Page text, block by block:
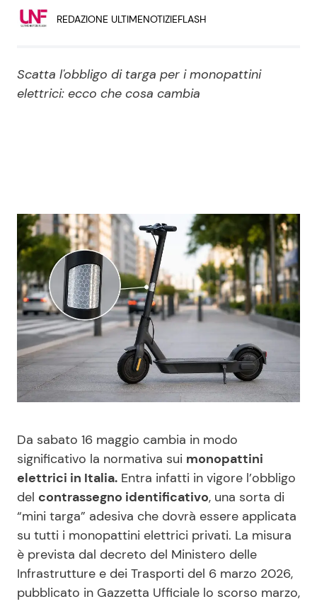
Persone Scomparse
Soap Opera
News Musica
News Spettacolo
Benessere
Casa
Moda e Style
News benessere
Salute
Viaggi e Turismo
Festività
Cucina e Ricette
Consigli di Cucina
Dolci
Primi Piatti
Ricette Facili e Veloci
Ricette Feste
Ricette per Bambini
REDAZIONE ULTIMENOTIZIEFLASH
Scatta l'obbligo di targa per i monopattini
elettrici: ecco che cosa cambia
Da sabato 16 maggio cambia in modo
significativo la normativa sui monopattini
elettrici in Italia. Entra infatti in vigore l’obbligo
del contrassegno identificativo, una sorta di
“mini targa” adesiva che dovrà essere applicata
su tutti i monopattini elettrici privati. La misura
è prevista dal decreto del Ministero delle
Infrastrutture e dei Trasporti del 6 marzo 2026,
pubblicato in Gazzetta Ufficiale lo scorso marzo,